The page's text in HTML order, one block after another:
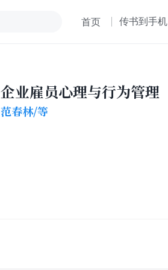
首页 传书到手机
企业雇员心理与行为管理
范春林/等